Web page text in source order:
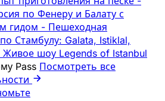
по Фенеру и Балату с
гидом - Пешеходная
Стамбулу: Galata, Istiklal,
Живое шоу Legends of Istanbul
Pass Посмотреть все